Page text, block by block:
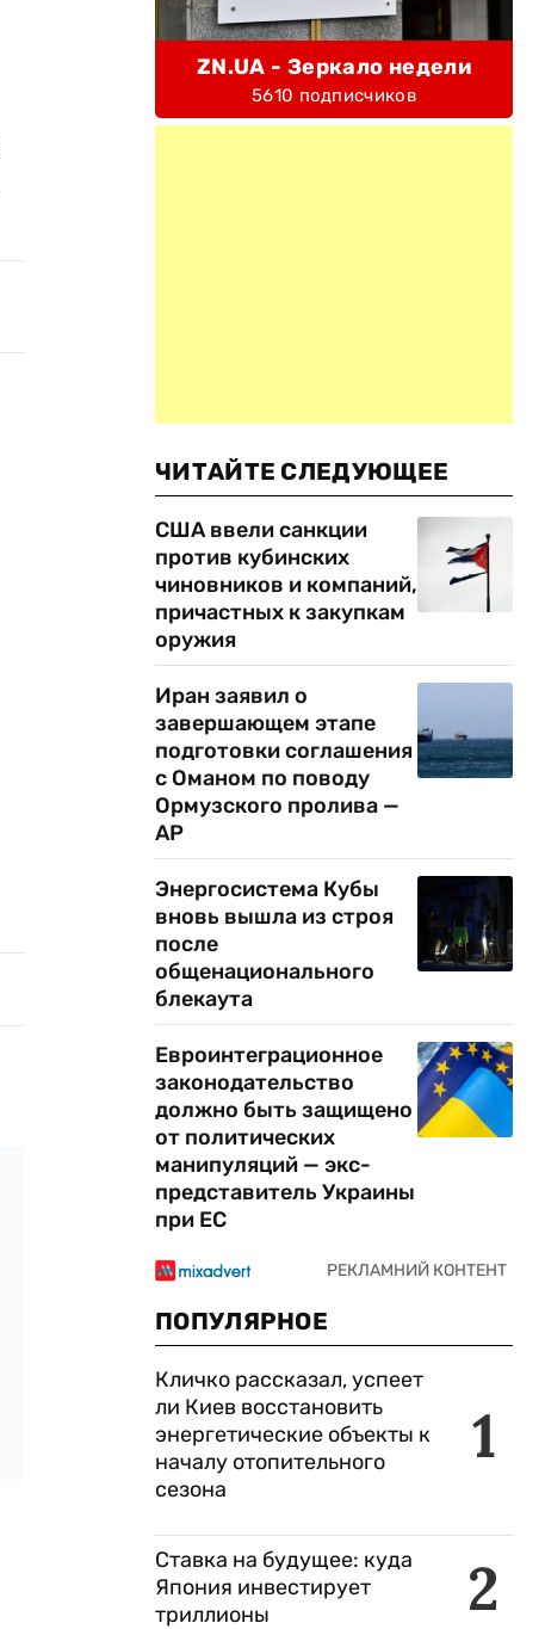
ZN.UA - Зеркало недели
5610 подписчиков
ЧИТАЙТЕ СЛЕДУЮЩЕЕ
США ввели санкции
против кубинских
чиновников и компаний,
причастных к закупкам
оружия
Иран заявил о
завершающем этапе
подготовки соглашения
с Оманом по поводу
Ормузского пролива —
AP
Энергосистема Кубы
вновь вышла из строя
после
общенационального
блекаута
Евроинтеграционное
законодательство
должно быть защищено
от политических
манипуляций — экс-
представитель Украины
при ЕС
ПОПУЛЯРНОЕ
1
Кличко рассказал, успеет
ли Киев восстановить
энергетические объекты к
началу отопительного
сезона
2
Ставка на будущее: куда
Япония инвестирует
триллионы